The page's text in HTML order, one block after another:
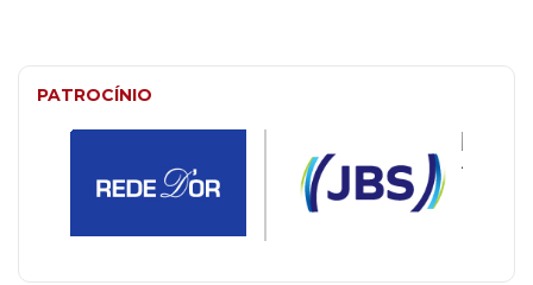
PATROCÍNIO